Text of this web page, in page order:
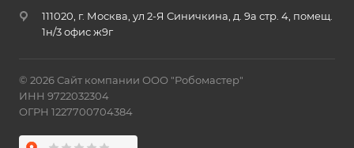
111020, г. Москва, ул 2-Я Синичкина, д. 9а стр. 4, помещ.
1н/3 офис ж9г
© 2026 Сайт компании ООО "Робомастер"
ИНН 9722032304
ОГРН 1227700704384